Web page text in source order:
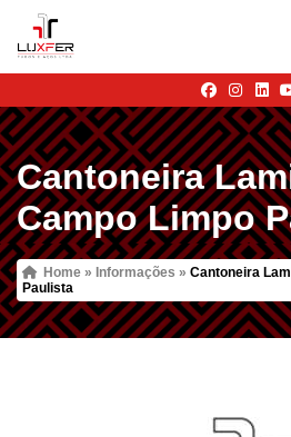
Cantoneira
Campo Limpo
Home » Informações » Cantoneira
Paulista